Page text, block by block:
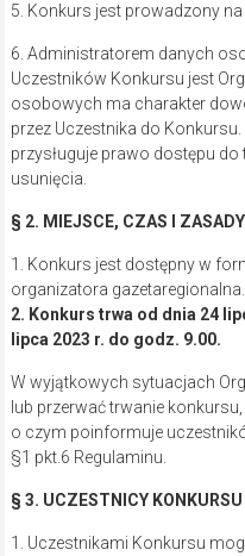
5. Konkurs jest prowadzony
6. Administratorem danych
Uczestników Konkursu jest
osobowych ma charakter
przez Uczestnika do
przysługuje prawo dostępu
usunięcia.
§ 2. MIEJSCE, CZAS I
1. Konkurs jest dostępny w
organizatora
2. Konkurs trwa od dnia 24
lipca 2023 r. do godz. 9.00.
W wyjątkowych sytuacjach
lub przerwać trwanie
o czym poinformuje
§1 pkt.6 Regulaminu.
§ 3. UCZESTNICY KONKURSU
1. Uczestnikami Konkursu